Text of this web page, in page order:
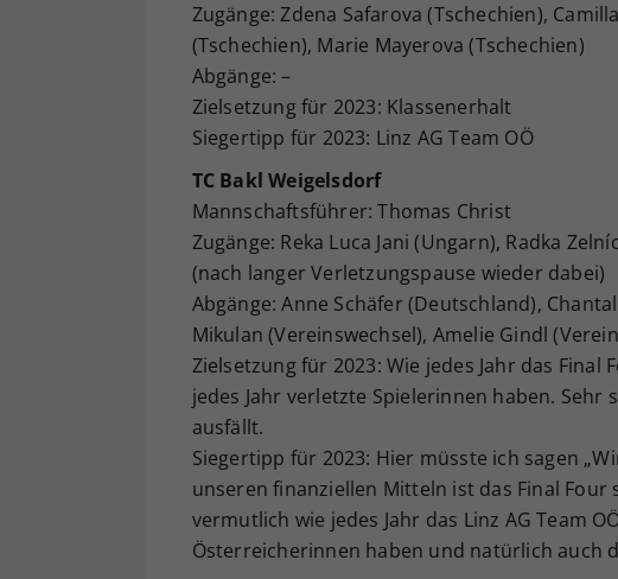
Zugänge: Zdena Safarova (Tschechien),
(Tschechien), Marie Mayerova (Tschechien)
Abgänge: –
Zielsetzung für 2023: Klassenerhalt
Siegertipp für 2023: Linz AG Team OÖ
TC Bakl Weigelsdorf
Mannschaftsführer: Thomas Christ
Zugänge: Reka Luca Jani (Ungarn), Radka
(nach langer Verletzungspause wieder dabei)
Abgänge: Anne Schäfer (Deutschland),
Mikulan (Vereinswechsel), Amelie Gindl
Zielsetzung für 2023: Wie jedes Jahr das
jedes Jahr verletzte Spielerinnen haben. Sehr
ausfällt.
Siegertipp für 2023: Hier müsste ich sagen
unseren finanziellen Mitteln ist das Final
vermutlich wie jedes Jahr das Linz AG Team
Österreicherinnen haben und natürlich auch